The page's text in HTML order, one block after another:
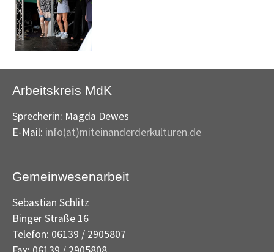
Arbeitskreis MdK
Sprecherin: Magda Dewes
E-Mail: info(at)miteinanderderkulturen.de
Gemeinwesenarbeit
Sebastian Schlitz
Binger Straße 16
Telefon: 06139 / 2905807